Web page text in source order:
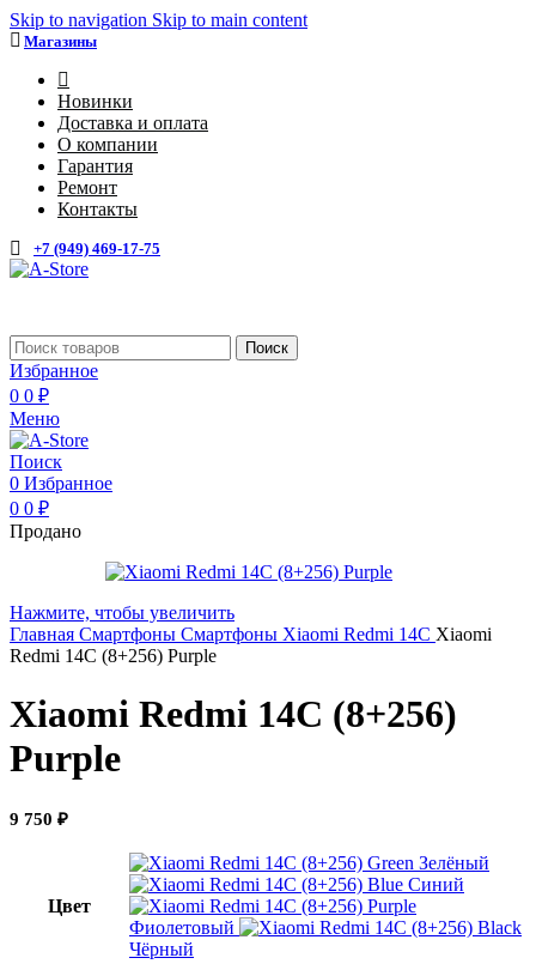
Skip to navigation Skip to main content
Магазины
Новинки
Доставка и оплата
О компании
Гарантия
Ремонт
Контакты
+7 (949) 469-17-75
Поиск
Избранное
0 0 ₽
Меню
Поиск
0 Избранное
0 0 ₽
Продано
Нажмите, чтобы увеличить
Главная Смартфоны Смартфоны Xiaomi Redmi 14C Xiaomi
Redmi 14C (8+256) Purple
Xiaomi Redmi 14C (8+256)
Purple
9 750 ₽
Цвет
Зелёный
Синий
Фиолетовый
Чёрный